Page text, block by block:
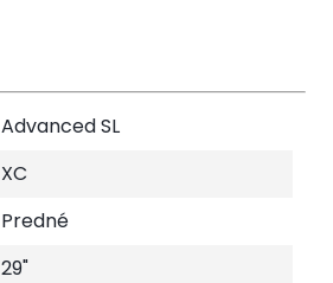
Advanced SL
XC
Predné
29"